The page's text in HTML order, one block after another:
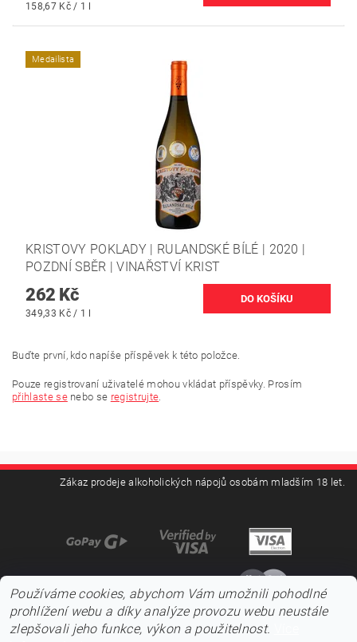
158,67 Kč / 1 l
Medailista
KRISTOVY POKLADY | RULANDSKÉ BÍLÉ | 2020 |
POZDNÍ SBĚR | VINAŘSTVÍ KRIST
262 Kč
349,33 Kč / 1 l
Buďte první, kdo napíše příspěvek k této položce.
Pouze registrovaní uživatelé mohou vkládat příspěvky. Prosím
přihlaste senebo se registrujte.
Zákaz prodeje alkoholických nápojů osobám mladším 18 let.
Používáme cookies, abychom Vám umožnili pohodlné
prohlížení webu a díky analýze provozu webu neustále
zlepšovali jeho funkce, výkon a použitelnost.